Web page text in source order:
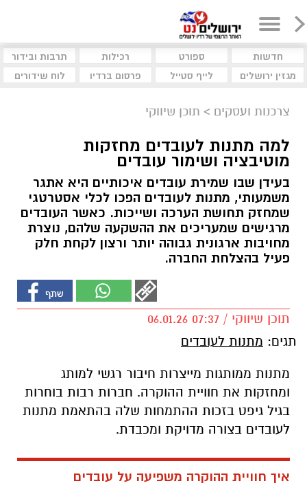
חדשות ספורט רכילות
תרבות ובידור
מגזין ירושלים
לייף סטייל פרסום ברדיו לוח שידורים
צרכנות ועסקים > תוכן שיווקי
למה מתנות לעובדים מחזקות
מוטיבציה ושימור עובדים
בעידן שבו שמירת עובדים איכותיים היא אתגר
משמעותי, מתנות לעובדים הפכו לכלי אסטרטגי
שמחזק תחושת הערכה ושייכות. כאשר העובדים
מרגישים שמעריכים את ההשקעה שלהם, נוצרת
מחויבות ארגונית גבוהה יותר ורצון לקחת חלק
פעיל בהצלחת החברה.
תוכן שיווקי / 07:37 06.01.26
תגים: מתנות לעובדים
מתנות ממותגות מייצרות חיבור רגשי למותג
ומחזקות את חוויית ההוקרה. חברות רבות בוחרות
בגיל גיפט בזכות ההתמחות שלה בהתאמת מתנות
לעובדים בצורה מדויקת ומכבדת.
איך חוויית ההוקרה משפיעה על עובדים